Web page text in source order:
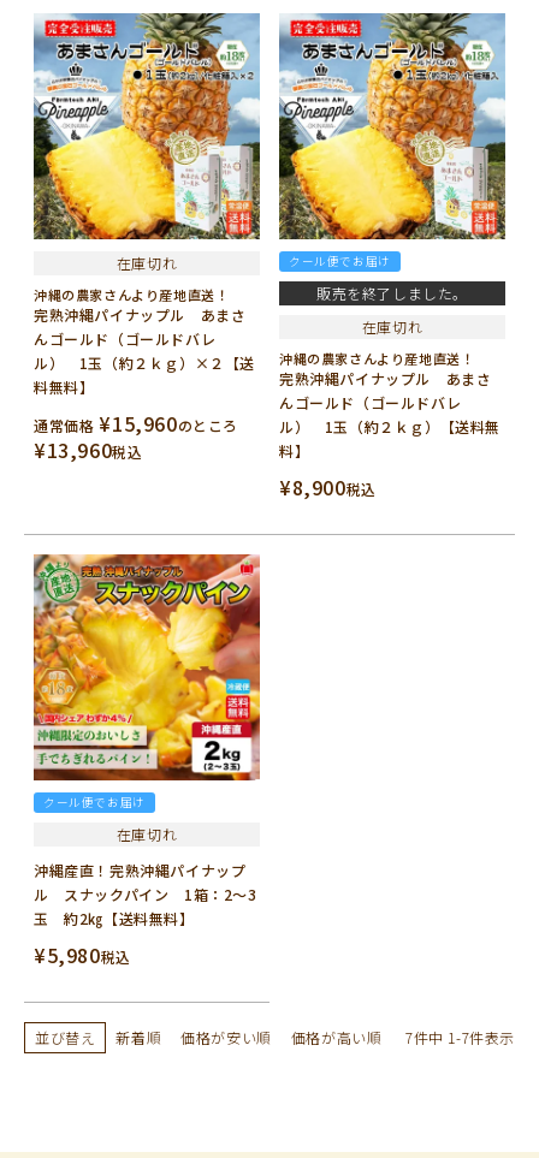
在庫切れ
沖縄の農家さんより産地直送！
完熟沖縄パイナップル あまさ
んゴールド（ゴールドバレ
ル） 1玉（約２ｋｇ）×２【送
料無料】
通常価格 ¥15,960のところ
¥13,960税込
クール便でお届け
販売を終了しました。
在庫切れ
沖縄の農家さんより産地直送！
完熟沖縄パイナップル あまさ
んゴールド（ゴールドバレ
ル） 1玉（約２ｋｇ）【送料無
料】
¥8,900税込
クール便でお届け
在庫切れ
沖縄産直！完熟沖縄パイナップ
ル スナックパイン 1箱：2～3
玉 約2㎏【送料無料】
¥5,980税込
並び替え 新着順 価格が安い順 価格が高い順 7件中 1-7件表示